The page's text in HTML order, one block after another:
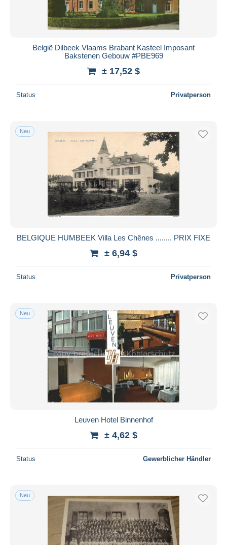
België Dilbeek Vlaams Brabant Kasteel Imposant
Bakstenen Gebouw #PBE969
± 17,52 $
Status Privatperson
Neu
BELGIQUE HUMBEEK Villa Les Chênes ........ PRIX FIXE
± 6,94 $
Status Privatperson
Neu
Leuven Hotel Binnenhof
± 4,62 $
Status Gewerblicher Händler
Neu